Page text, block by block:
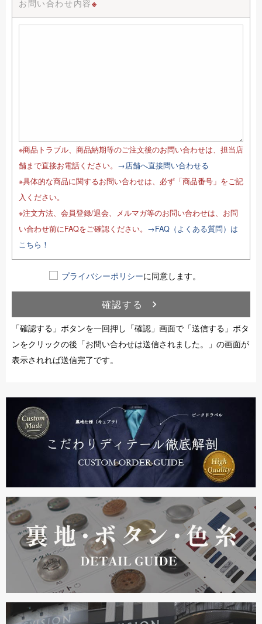
お問い合わせ内容※
※商品トラブル、商品納期等のご注文後のお問い合わせは、担当店
舗まで直接お電話ください。 →店舗へ直接問い合わせる
※具体的な商品に関するお問い合わせは、必ず「商品番号」をご記
入ください。
※注文方法、会員登録/退会、メルマガ等のお問い合わせは、お問
い合わせ前にFAQをご確認ください。 →FAQ（よくある質問）は
こちら！
プライバシーポリシーに同意します。
確認する
navigate_next
「確認する」ボタンを一回押し「確認」画面で「送信する」ボタ
ンをクリックの後「お問い合わせは送信されました。」の画面が
表示されれば送信完了です。